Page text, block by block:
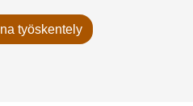
työskentely